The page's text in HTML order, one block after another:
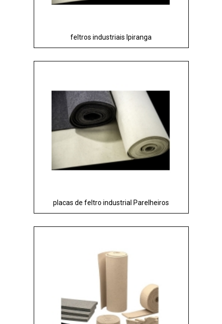
feltros industriais Ipiranga
placas de feltro industrial Parelheiros